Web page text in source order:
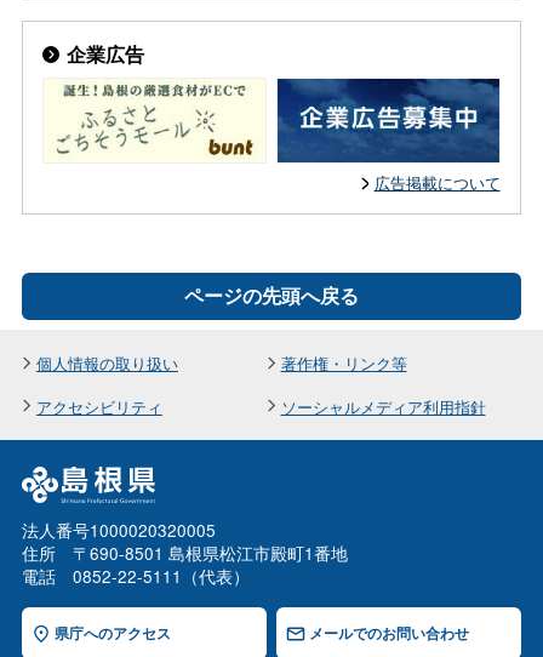
企業広告
広告掲載について
ページの先頭へ戻る
個人情報の取り扱い
著作権・リンク等
アクセシビリティ
ソーシャルメディア利用指針
法人番号1000020320005
住所 〒690-8501 島根県松江市殿町1番地
電話 0852-22-5111（代表）
県庁へのアクセス メールでのお問い合わせ